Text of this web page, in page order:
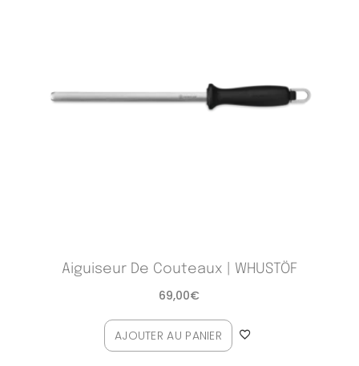
Aiguiseur De Couteaux | WHUSTÖF
69,00€
AJOUTER AU PANIER